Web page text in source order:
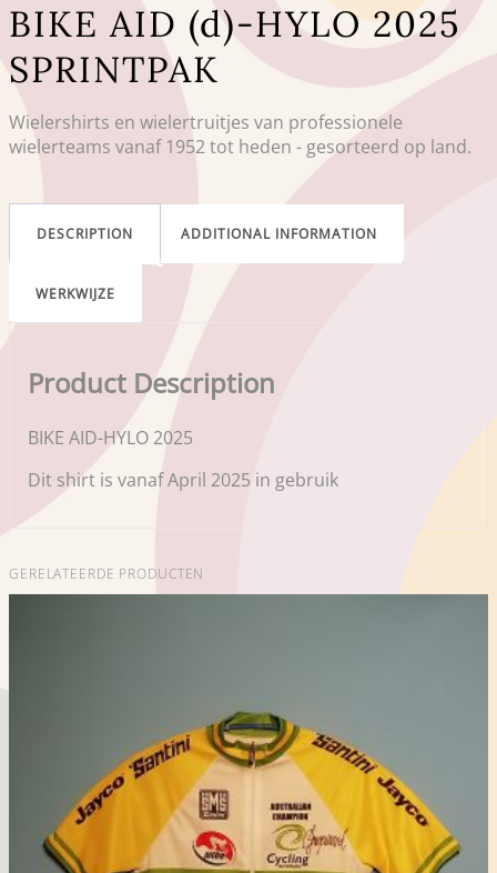
BIKE AID (d)-HYLO 2025
SPRINTPAK
Wielershirts en wielertruitjes van professionele
wielerteams vanaf 1952 tot heden - gesorteerd op land.
DESCRIPTION ADDITIONAL INFORMATION
WERKWIJZE
Product Description
BIKE AID-HYLO 2025
Dit shirt is vanaf April 2025 in gebruik
GERELATEERDE PRODUCTEN